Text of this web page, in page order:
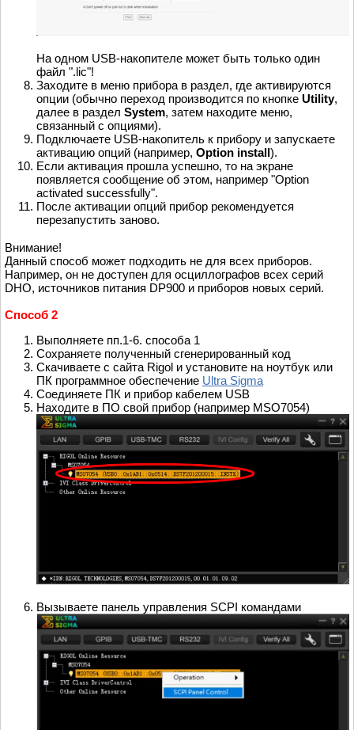
На одном USB-накопителе может быть только один
файл ".lic"!
Заходите в меню прибора в раздел, где активируются
опции (обычно переход производится по кнопке Utility,
далее в раздел System, затем находите меню,
связанный с опциями).
Подключаете USB-накопитель к прибору и запускаете
активацию опций (например, Option install ).
Если активация прошла успешно, то на экране
появляется сообщение об этом, например "Option
activated successfully".
После активации опций прибор рекомендуется
перезапустить заново.
Внимание!
Данный способ может подходить не для всех приборов.
Например, он не доступен для осциллографов всех серий
DHO, источников питания DP900 и приборов новых серий.
Способ 2
Выполняете пп.1-6. способа 1
Сохраняете полученный сгенерированный код
Скачиваете с сайта Rigol и установите на ноутбук или
ПК программное обеспечение Ultra Sigma
Соединяете ПК и прибор кабелем USB
Находите в ПО свой прибор (например MSO7054)
Вызываете панель управления SCPI командами